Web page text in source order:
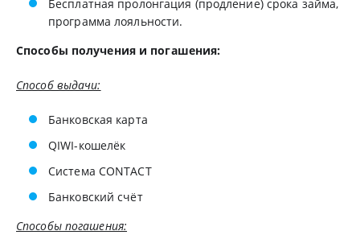
Бесплатная пролонгация (продление) срока займа,
программа лояльности.
Способы получения и погашения:
Способ выдачи:
Банковская карта
QIWI-кошелёк
Система CONTACT
Банковский счёт
Способы погашения: